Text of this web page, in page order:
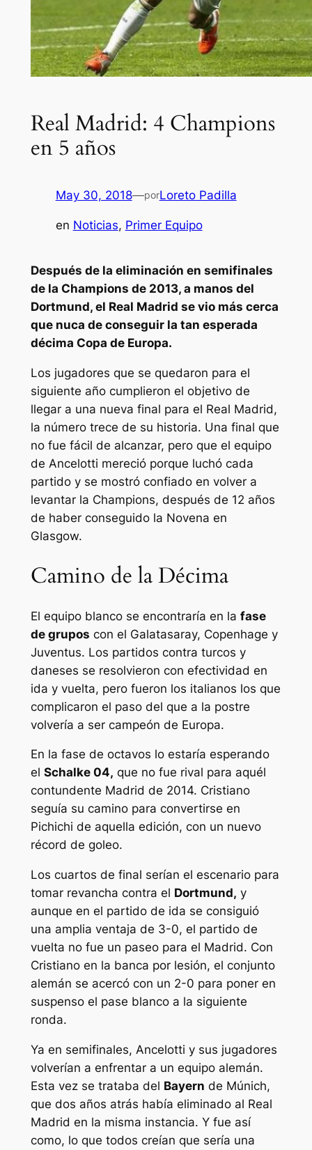
Real Madrid: 4 Champions
en 5 años
May 30, 2018—porLoreto Padilla
en Noticias, Primer Equipo
Después de la eliminación en semifinales
de la Champions de 2013, a manos del
Dortmund, el Real Madrid se vio más cerca
que nuca de conseguir la tan esperada
décima Copa de Europa.
Los jugadores que se quedaron para el
siguiente año cumplieron el objetivo de
llegar a una nueva final para el Real Madrid,
la número trece de su historia. Una final que
no fue fácil de alcanzar, pero que el equipo
de Ancelotti mereció porque luchó cada
partido y se mostró confiado en volver a
levantar la Champions, después de 12 años
de haber conseguido la Novena en
Glasgow.
Camino de la Décima
El equipo blanco se encontraría en la fase
de grupos con el Galatasaray, Copenhage y
Juventus. Los partidos contra turcos y
daneses se resolvieron con efectividad en
ida y vuelta, pero fueron los italianos los que
complicaron el paso del que a la postre
volvería a ser campeón de Europa.
En la fase de octavos lo estaría esperando
el Schalke 04, que no fue rival para aquél
contundente Madrid de 2014. Cristiano
seguía su camino para convertirse en
Pichichi de aquella edición, con un nuevo
récord de goleo.
Los cuartos de final serían el escenario para
tomar revancha contra el Dortmund, y
aunque en el partido de ida se consiguió
una amplia ventaja de 3-0, el partido de
vuelta no fue un paseo para el Madrid. Con
Cristiano en la banca por lesión, el conjunto
alemán se acercó con un 2-0 para poner en
suspenso el pase blanco a la siguiente
ronda.
Ya en semifinales, Ancelotti y sus jugadores
volverían a enfrentar a un equipo alemán.
Esta vez se trataba del Bayern de Múnich,
que dos años atrás había eliminado al Real
Madrid en la misma instancia. Y fue así
como, lo que todos creían que sería una